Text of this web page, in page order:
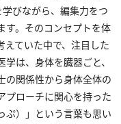
びながら、編集力をつ
す。そのコンセプトを体
えていた中で、注目した
は、身体を臓器ごと、
の関係性から身体全体の
プローチに関心を持った
ぷ）」という言葉も思い